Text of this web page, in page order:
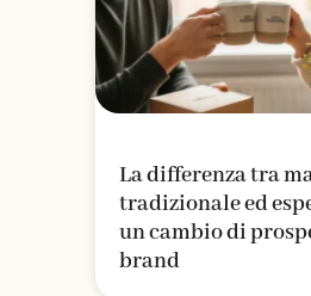
La differenza tra
tradizionale ed
un cambio di
brand